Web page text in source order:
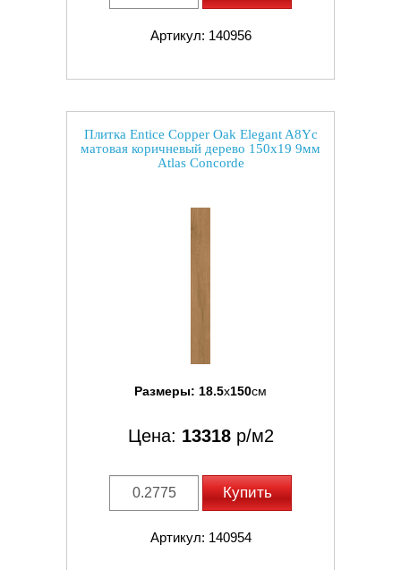
Артикул: 140956
Плитка Entice Copper Oak Elegant A8Yc
матовая коричневый дерево 150x19 9мм
Atlas Concorde
Размеры: 18.5x150см
Цена: 13318р/м2
Купить
Артикул: 140954